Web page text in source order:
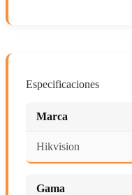
Especificaciones
Marca
Hikvision
Gama